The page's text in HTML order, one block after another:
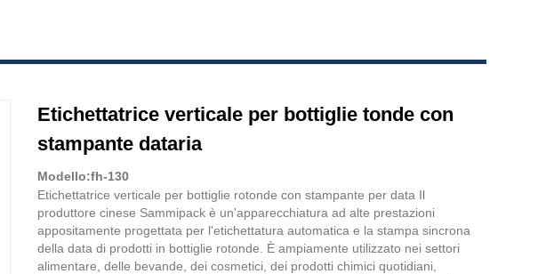
Etichettatrice verticale per bottiglie tonde con
stampante dataria
Modello:fh-130
Etichettatrice verticale per bottiglie rotonde con stampante per data Il
produttore cinese Sammipack è un'apparecchiatura ad alte prestazioni
appositamente progettata per l'etichettatura automatica e la stampa sincrona
della data di prodotti in bottiglie rotonde. È ampiamente utilizzato nei settori
alimentare, delle bevande, dei cosmetici, dei prodotti chimici quotidiani,